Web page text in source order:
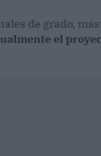
de grado,
el